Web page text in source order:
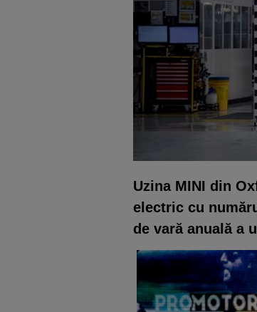
Uzina MINI din
electric cu
de vară anuală a